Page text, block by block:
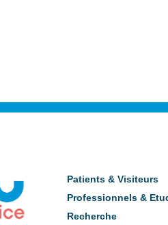
Patients & Visiteurs
Professionnels &
Recherche